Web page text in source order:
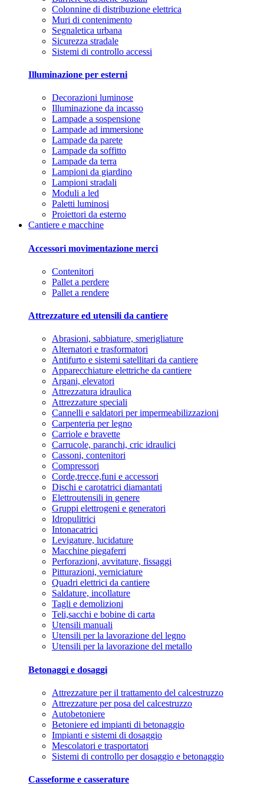
Colonnine di distribuzione elettrica
Muri di contenimento
Segnaletica urbana
Sicurezza stradale
Sistemi di controllo accessi
Illuminazione per esterni
Decorazioni luminose
Illuminazione da incasso
Lampade a sospensione
Lampade ad immersione
Lampade da parete
Lampade da soffitto
Lampade da terra
Lampioni da giardino
Lampioni stradali
Moduli a led
Paletti luminosi
Proiettori da esterno
Cantiere e macchine
Accessori movimentazione merci
Contenitori
Pallet a perdere
Pallet a rendere
Attrezzature ed utensili da cantiere
Abrasioni, sabbiature, smerigliature
Alternatori e trasformatori
Antifurto e sistemi satellitari da cantiere
Apparecchiature elettriche da cantiere
Argani, elevatori
Attrezzatura idraulica
Attrezzature speciali
Cannelli e saldatori per impermeabilizzazioni
Carpenteria per legno
Carriole e bravette
Carrucole, paranchi, cric idraulici
Cassoni, contenitori
Compressori
Corde,trecce,funi e accessori
Dischi e carotatrici diamantati
Elettroutensili in genere
Gruppi elettrogeni e generatori
Idropulitrici
Intonacatrici
Levigature, lucidature
Macchine piegaferri
Perforazioni, avvitature, fissaggi
Pitturazioni, verniciature
Quadri elettrici da cantiere
Saldature, incollature
Tagli e demolizioni
Teli,sacchi e bobine di carta
Utensili manuali
Utensili per la lavorazione del legno
Utensili per la lavorazione del metallo
Betonaggi e dosaggi
Attrezzature per il trattamento del calcestruzzo
Attrezzature per posa del calcestruzzo
Autobetoniere
Betoniere ed impianti di betonaggio
Impianti e sistemi di dosaggio
Mescolatori e trasportatori
Sistemi di controllo per dosaggio e betonaggio
Casseforme e casserature